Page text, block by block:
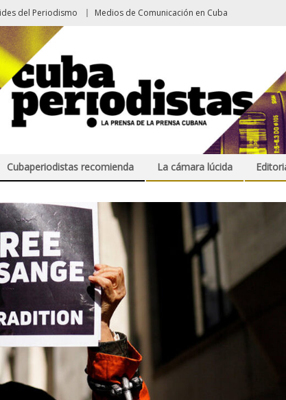
del Periodismo Medios de Comunicación en Cuba
Cubaperiodistas recomienda La cámara lúcida